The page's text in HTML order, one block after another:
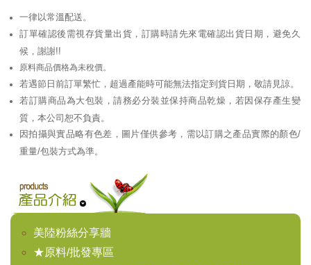
一律以常溫配送。
訂單確認後需視存貨量出貨，訂購時請先來電確認出貨日期，避免久
候，謝謝!!
原料商品價格為未稅價。
若遇節日前訂單繁忙，超過產能時可能無法指定到貨日期，敬請見諒。
若訂購商品為大包裝，請務必分裝並保持商品乾燥，若因保存產生變
質，本公司恕不負責。
因拍攝與實品略有色差，圖片僅供參考，需以訂購之產品實際的顏色/
重量/包裝方式為準。
美陸粉絲分享牆
★原料/批發專區